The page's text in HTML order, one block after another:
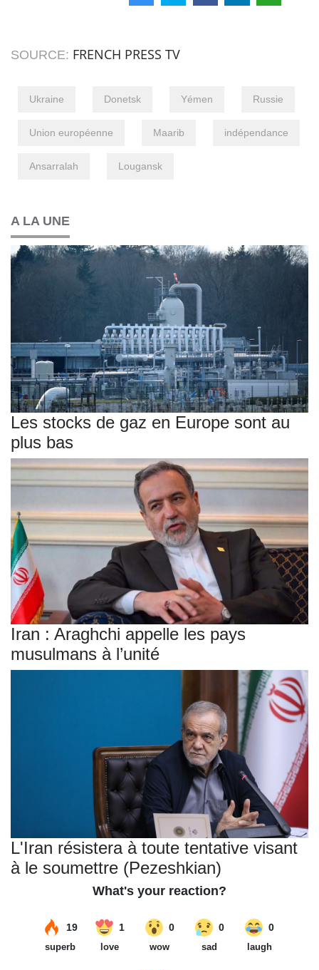
SOURCE: FRENCH PRESS TV
Ukraine Donetsk Yémen Russie
Union européenne Maarib indépendance
Ansarralah Lougansk
A LA UNE
Les stocks de gaz en Europe sont au
plus bas
Iran : Araghchi appelle les pays
musulmans à l’unité
L'Iran résistera à toute tentative visant
à le soumettre (Pezeshkian)